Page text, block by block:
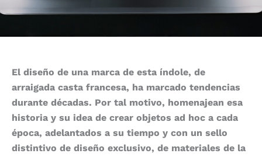
El diseño de una marca de esta índole, de
arraigada casta francesa, ha marcado tendencias
durante décadas. Por tal motivo, homenajean esa
historia y su idea de crear objetos ad hoc a cada
época, adelantados a su tiempo y con un sello
distintivo de diseño exclusivo, de materiales de la